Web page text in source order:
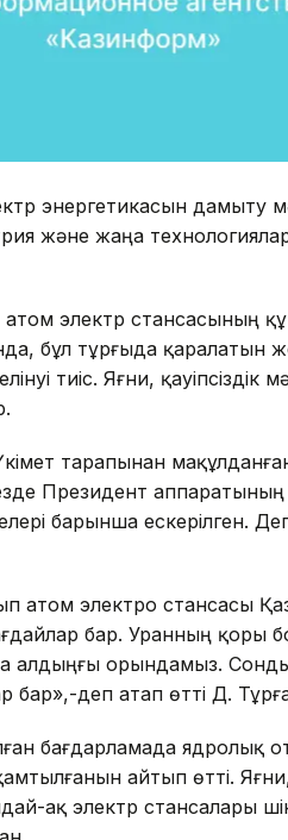
энергетикасын дамыту
және жаңа
атом электр стансасының
бұл тұрғыда қаралатын
тиіс. Яғни,
тарапынан
Президент
барынша ескерілген.
атом электро стансасы
бар. Уранның қоры
орындамыз.
бар»,-деп атап өтті Д.
бағдарламада ядролық
айтып өтті.
ақ электр стансалары